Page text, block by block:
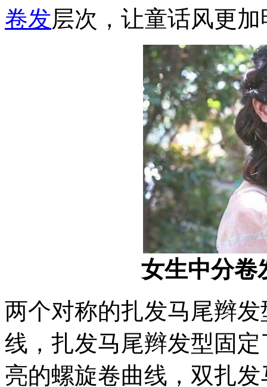
卷发层次，让童话风更
女生中分卷
两个对称的扎发马尾辫
线，扎发马尾辫发型固
亮的螺旋卷曲线，双扎